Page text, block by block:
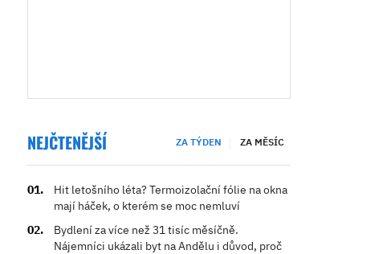
NEJČTENĚJŠÍ ZA TÝDEN ZA MĚSÍC
Hit letošního léta? Termoizolační fólie na okna
mají háček, o kterém se moc nemluví
Bydlení za více než 31 tisíc měsíčně.
Nájemníci ukázali byt na Andělu i důvod, proč